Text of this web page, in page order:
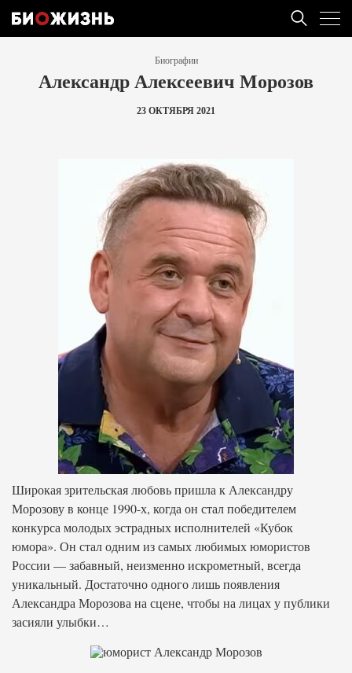
Биографии
Александр Алексеевич Морозов
23 ОКТЯБРЯ 2021
Широкая зрительская любовь пришла к Александру
Морозову в конце 1990-х, когда он стал победителем
конкурса молодых эстрадных исполнителей «Кубок
юмора». Он стал одним из самых любимых юмористов
России — забавный, неизменно искрометный, всегда
уникальный. Достаточно одного лишь появления
Александра Морозова на сцене, чтобы на лицах у публики
засияли улыбки…